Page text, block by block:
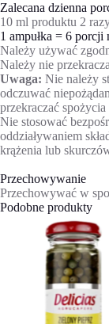
Zalecana dzienna
10 ml produktu 2
1 ampułka = 6 porcji
Należy używać
Należy nie
Uwaga: Nie należy
odczuwać
przekraczać
Nie stosować
oddziaływaniem
krążenia lub
Przechowywanie
Przechowywać w
Podobne produkty